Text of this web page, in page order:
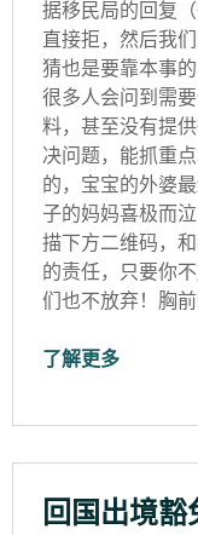
据移民局的回复
直接拒，然后我
猜也是要靠本事
很多人会问到需
料，甚至没有提
决问题，能抓重
的，宝宝的外婆
子的妈妈喜极而
描下方二维码，
的责任，只要你
们也不放弃！胸
了解更多
回国出境